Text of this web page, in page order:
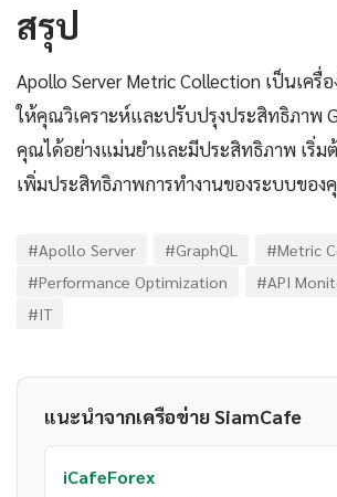
สรุป
Apollo Server Metric Collection เป็นเครื่
ให้คุณวิเคราะห์และปรับปรุงประสิทธิภาพ
คุณได้อย่างแม่นยำและมีประสิทธิภาพ เริ่ม
เพิ่มประสิทธิภาพการทำงานของระบบของ
#Apollo Server #GraphQL
#Metric
#Performance Optimization
#API
#IT
แนะนำจากเครือข่าย SiamCafe
iCafeForex